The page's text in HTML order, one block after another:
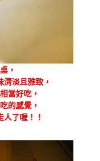
，
淡且雅致，
當好吃，
的感覺，
了喔！！